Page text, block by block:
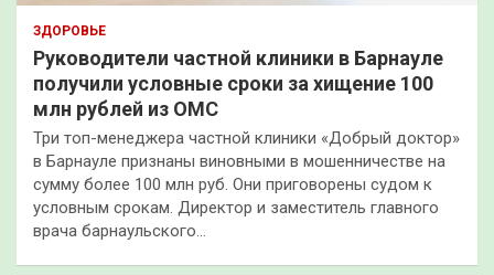
ЗДОРОВЬЕ
Руководители частной клиники в Барнауле
получили условные сроки за хищение 100
млн рублей из ОМС
Три топ-менеджера частной клиники «Добрый доктор»
в Барнауле признаны виновными в мошенничестве на
сумму более 100 млн руб. Они приговорены судом к
условным срокам. Директор и заместитель главного
врача барнаульского…